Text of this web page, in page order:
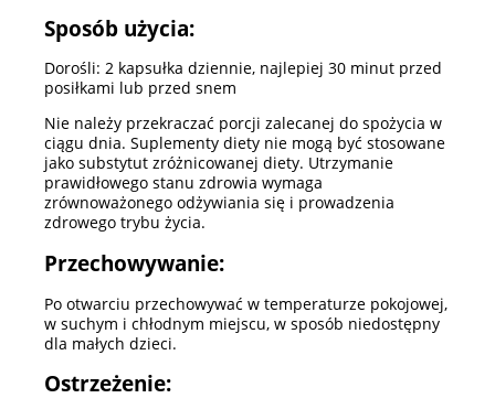
Sposób użycia:
Dorośli: 2 kapsułka dziennie, najlepiej 30 minut przed
posiłkami lub przed snem
Nie należy przekraczać porcji zalecanej do spożycia w
ciągu dnia. Suplementy diety nie mogą być stosowane
jako substytut zróżnicowanej diety. Utrzymanie
prawidłowego stanu zdrowia wymaga
zrównoważonego odżywiania się i prowadzenia
zdrowego trybu życia.
Przechowywanie:
Po otwarciu przechowywać w temperaturze pokojowej,
w suchym i chłodnym miejscu, w sposób niedostępny
dla małych dzieci.
Ostrzeżenie: